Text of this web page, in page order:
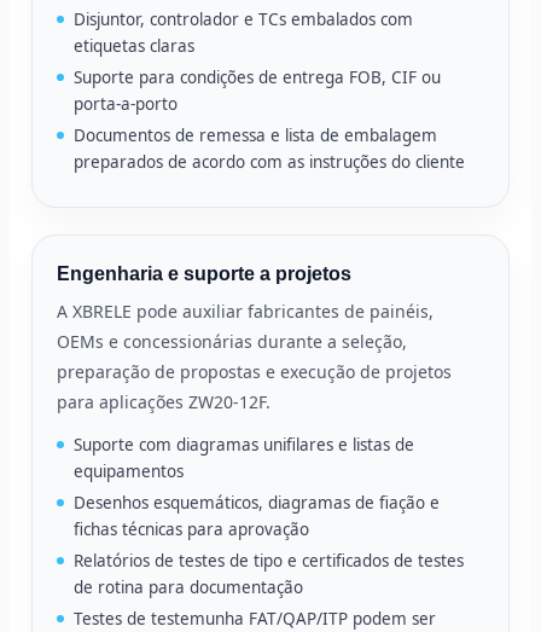
Disjuntor, controlador e TCs embalados com
etiquetas claras
Suporte para condições de entrega FOB, CIF ou
porta-a-porto
Documentos de remessa e lista de embalagem
preparados de acordo com as instruções do cliente
Engenharia e suporte a projetos
A XBRELE pode auxiliar fabricantes de painéis,
OEMs e concessionárias durante a seleção,
preparação de propostas e execução de projetos
para aplicações ZW20-12F.
Suporte com diagramas unifilares e listas de
equipamentos
Desenhos esquemáticos, diagramas de fiação e
fichas técnicas para aprovação
Relatórios de testes de tipo e certificados de testes
de rotina para documentação
Testes de testemunha FAT/QAP/ITP podem ser